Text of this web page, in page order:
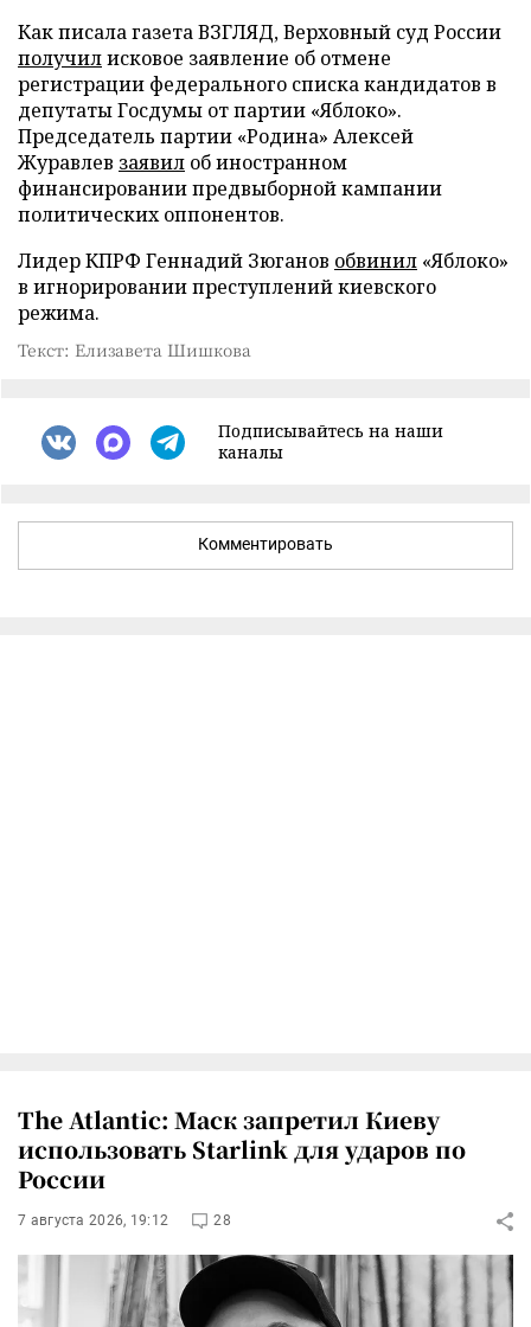
Как писала газета ВЗГЛЯД, Верховный суд России
получилисковое заявление об отмене
регистрации федерального списка кандидатов в
депутаты Госдумы от партии «Яблоко».
Председатель партии «Родина» Алексей
Журавлев заявил об иностранном
финансировании предвыборной кампании
политических оппонентов.
Лидер КПРФ Геннадий Зюганов обвинил «Яблоко»
в игнорировании преступлений киевского
режима.
Текст: Елизавета Шишкова
Подписывайтесь на наши
каналы
Комментировать
The Atlantic: Маск запретил Киеву
использовать Starlink для ударов по
России
7 августа 2026, 19:12 28